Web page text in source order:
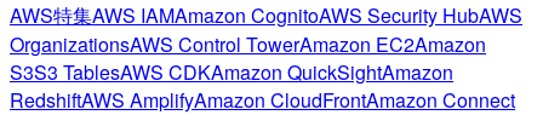
AWS特集AWS IAMAmazon CognitoAWS Security HubAWS
OrganizationsAWS Control TowerAmazon EC2Amazon
S3S3 TablesAWS CDKAmazon QuickSightAmazon
RedshiftAWS AmplifyAmazon CloudFrontAmazon Connect